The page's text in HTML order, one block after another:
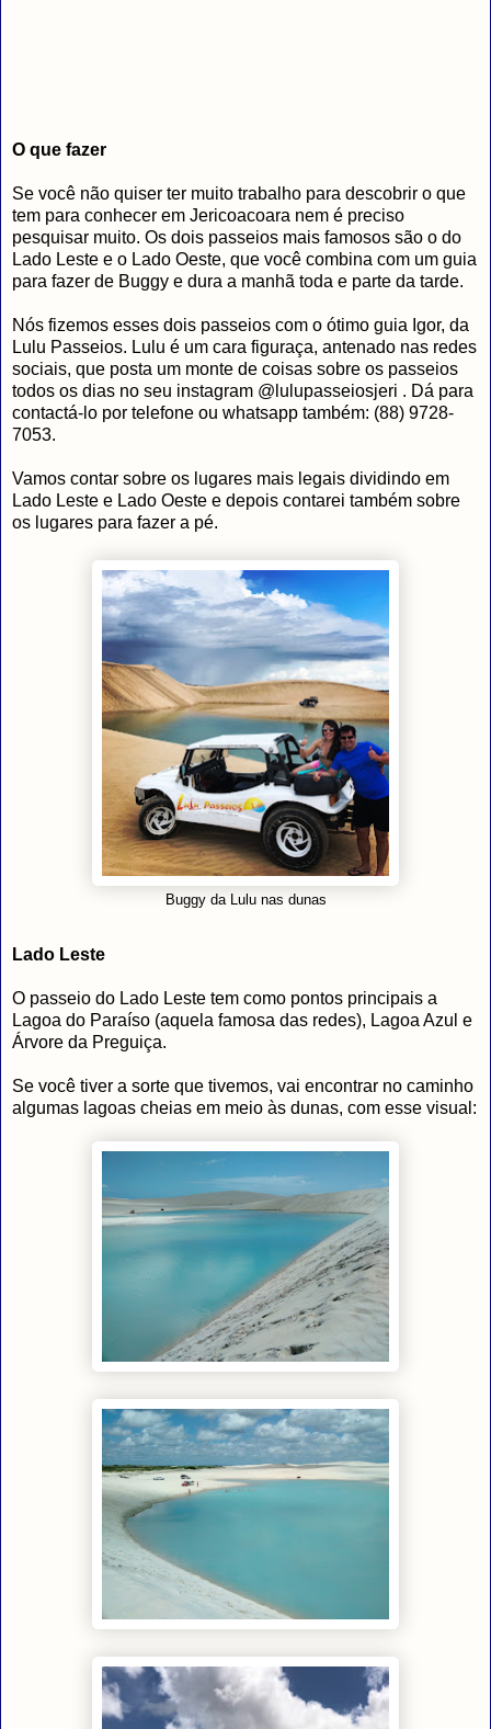
O que fazer
Se você não quiser ter muito trabalho para descobrir o que
tem para conhecer em Jericoacoara nem é preciso
pesquisar muito. Os dois passeios mais famosos são o do
Lado Leste e o Lado Oeste, que você combina com um guia
para fazer de Buggy e dura a manhã toda e parte da tarde.
Nós fizemos esses dois passeios com o ótimo guia Igor, da
Lulu Passeios. Lulu é um cara figuraça, antenado nas redes
sociais, que posta um monte de coisas sobre os passeios
todos os dias no seu instagram @lulupasseiosjeri . Dá para
contactá-lo por telefone ou whatsapp também: (88) 9728-
7053.
Vamos contar sobre os lugares mais legais dividindo em
Lado Leste e Lado Oeste e depois contarei também sobre
os lugares para fazer a pé.
Buggy da Lulu nas dunas
Lado Leste
O passeio do Lado Leste tem como pontos principais a
Lagoa do Paraíso (aquela famosa das redes), Lagoa Azul e
Árvore da Preguiça.
Se você tiver a sorte que tivemos, vai encontrar no caminho
algumas lagoas cheias em meio às dunas, com esse visual: